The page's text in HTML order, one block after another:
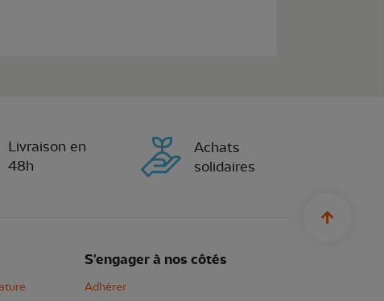
Livraison en
48h
Achats
solidaires
S'engager à nos côtés
Adhérer